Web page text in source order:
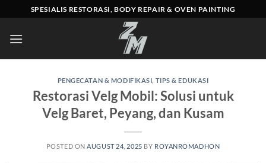
to
content
SPESIALIS RESTORASI, BODY REPAIR & OVEN PAINTING
PENGECATAN & MODIFIKASI TIPS & EDUKASI
Restorasi Velg Mobil: Solusi untuk
Velg Baret, Peyang, dan Kusam
POSTED ON AUGUST 24, 2025 BY ROYANROMADHON